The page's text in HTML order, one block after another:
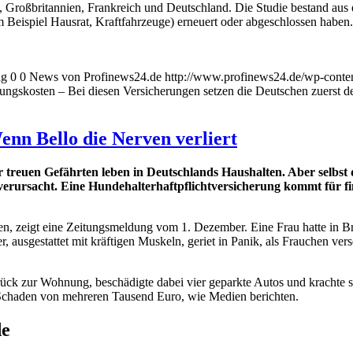
Frankreich und Deutschland. Die Studie bestand
Hausrat, Kraftfahrzeuge) erneuert oder abgeschlossen
0 0 News von Profinews24.de http://www.profinews24.de/wp-
– Bei diesen Versicherungen setzen die Deutschen zuerst
Bello die Nerven verliert
Gefährten leben in Deutschlands Haushalten. Aber selbst
Eine Hundehalterhaftpflichtversicherung kommt für
zeigt eine Zeitungsmeldung vom 1. Dezember. Eine Frau hatte in
ausgestattet mit kräftigen Muskeln, geriet in Panik, als Frauchen
zur Wohnung, beschädigte dabei vier geparkte Autos und
von mehreren Tausend Euro, wie Medien berichten.